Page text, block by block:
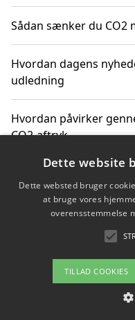
Sådan sænker du CO2
Hvordan dagens
udledning
Hvordan påvirker
CO2-aftryk
Hvordan nyheder om
hverdag
Om / kontakt
Dette website
Dette websted bruger
at bruge vores
overensstemmelse
TILLAD COOKIES